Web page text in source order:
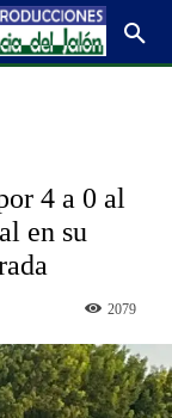
4 a 0 al
en su
2079